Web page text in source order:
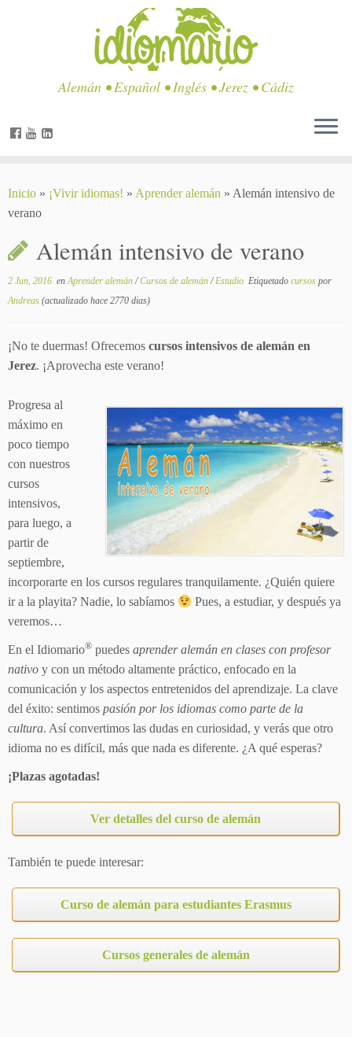
Alemán • Español • Inglés • Jerez • Cádiz
Inicio » ¡Vivir idiomas! » Aprender alemán » Alemán intensivo de
verano
Alemán intensivo de verano
2 Jun, 2016 enAprender alemán/Cursos de alemán/Estudio Etiquetado cursos por
Andreas (actualizado hace 2770 dias)
¡No te duermas! Ofrecemos cursos intensivos de alemán en
Jerez. ¡Aprovecha este verano!
Progresa al
máximo en
poco tiempo
con nuestros
cursos
intensivos,
para luego, a
partir de
septiembre,
incorporarte en los cursos regulares tranquilamente. ¿Quién quiere
ir a la playita? Nadie, lo sabíamos
Pues, a estudiar, y después ya
veremos…
En el Idiomario® puedes aprender alemán en clases con profesor
nativo y con un método altamente práctico, enfocado en la
comunicación y los aspectos entretenidos del aprendizaje. La clave
del éxito: sentimos pasión por los idiomas como parte de la
cultura. Así convertimos las dudas en curiosidad, y verás que otro
idioma no es difícil, más que nada es diferente. ¿A qué esperas?
¡Plazas agotadas!
Ver detalles del curso de alemán
También te puede interesar:
Curso de alemán para estudiantes Erasmus
Cursos generales de alemán